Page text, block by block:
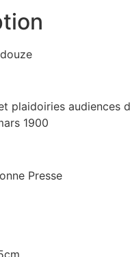
plaidoiries audiences
1900
Presse